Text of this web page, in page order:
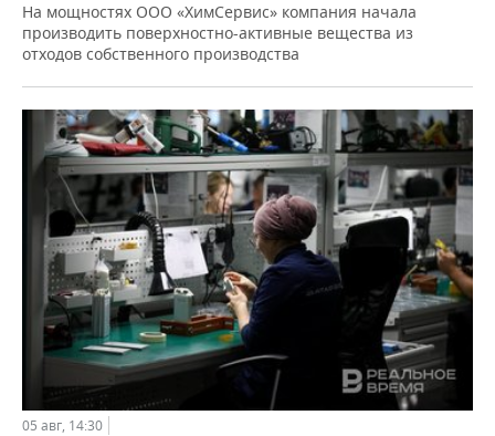
На мощностях ООО «ХимСервис» компания начала
производить поверхностно-активные вещества из
отходов собственного производства
05 авг, 14:30